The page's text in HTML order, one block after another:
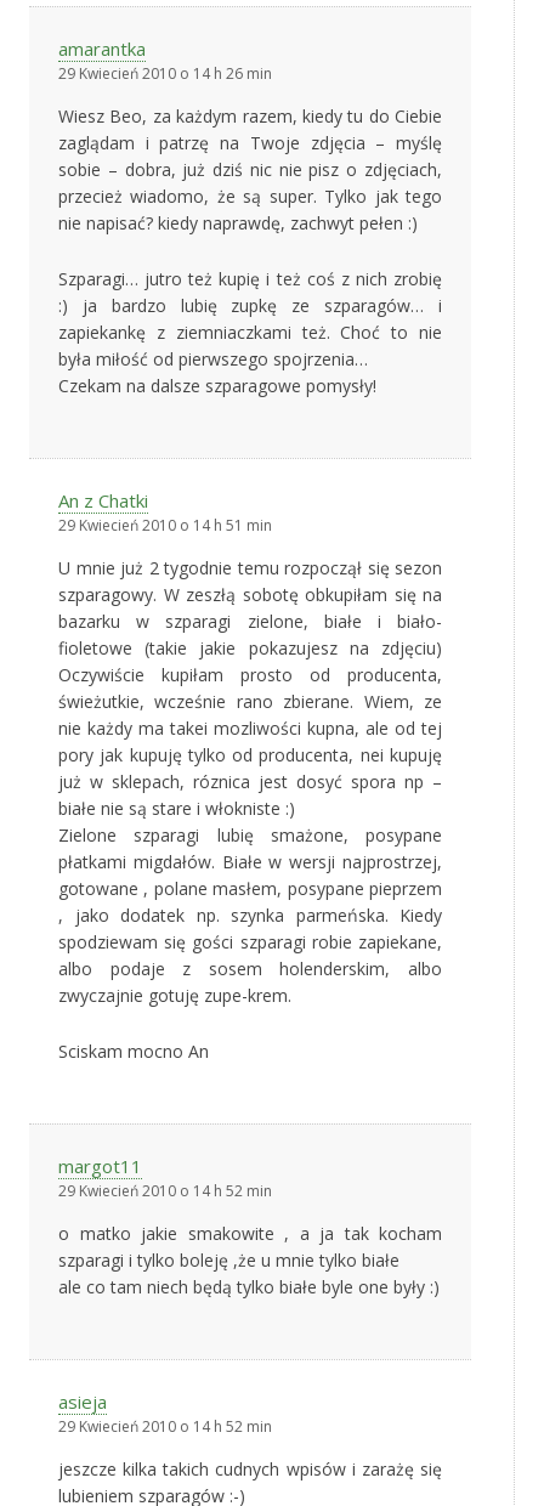
amarantka
29 Kwiecień 2010 o 14 h 26 min
Wiesz Beo, za każdym razem, kiedy tu do Ciebie
zaglądam i patrzę na Twoje zdjęcia – myślę
sobie – dobra, już dziś nic nie pisz o zdjęciach,
przecież wiadomo, że są super. Tylko jak tego
nie napisać? kiedy naprawdę, zachwyt pełen :)
Szparagi… jutro też kupię i też coś z nich zrobię
:) ja bardzo lubię zupkę ze szparagów… i
zapiekankę z ziemniaczkami też. Choć to nie
była miłość od pierwszego spojrzenia…
Czekam na dalsze szparagowe pomysły!
An z Chatki
29 Kwiecień 2010 o 14 h 51 min
U mnie już 2 tygodnie temu rozpoczął się sezon
szparagowy. W zeszłą sobotę obkupiłam się na
bazarku w szparagi zielone, białe i biało-
fioletowe (takie jakie pokazujesz na zdjęciu)
Oczywiście kupiłam prosto od producenta,
świeżutkie, wcześnie rano zbierane. Wiem, ze
nie każdy ma takei mozliwości kupna, ale od tej
pory jak kupuję tylko od producenta, nei kupuję
już w sklepach, róznica jest dosyć spora np –
białe nie są stare i włokniste :)
Zielone szparagi lubię smażone, posypane
płatkami migdałów. Białe w wersji najprostrzej,
gotowane , polane masłem, posypane pieprzem
, jako dodatek np. szynka parmeńska. Kiedy
spodziewam się gości szparagi robie zapiekane,
albo podaje z sosem holenderskim, albo
zwyczajnie gotuję zupe-krem.
Sciskam mocno An
margot11
29 Kwiecień 2010 o 14 h 52 min
o matko jakie smakowite , a ja tak kocham
szparagi i tylko boleję ,że u mnie tylko białe
ale co tam niech będą tylko białe byle one były :)
asieja
29 Kwiecień 2010 o 14 h 52 min
jeszcze kilka takich cudnych wpisów i zarażę się
lubieniem szparagów :-)